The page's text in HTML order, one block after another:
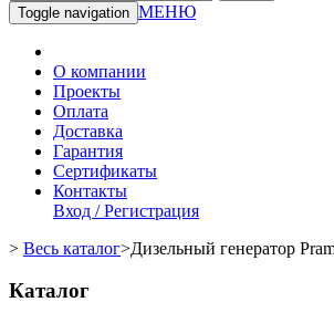
Toggle navigation МЕНЮ
О компании
Проекты
Оплата
Доставка
Гарантия
Сертификаты
Контакты
Вход / Регистрация
> Весь каталог>Дизельный генератор
Каталог